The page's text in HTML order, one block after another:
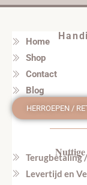
Home
Shop
Contact
Blog
HERROEPEN /
Terugbetaling
Levertijd en